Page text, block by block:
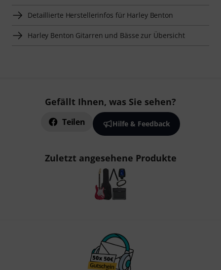
Detaillierte Herstellerinfos für Harley Benton
Harley Benton Gitarren und Bässe zur Übersicht
Gefällt Ihnen, was Sie sehen?
Teilen Hilfe & Feedback
Zuletzt angesehene Produkte